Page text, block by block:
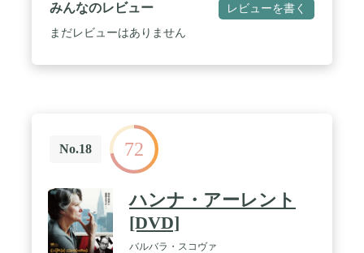
みんなのレビュー レビューを書く
まだレビューはありません
No.18 72
ハンナ・アーレント
[DVD]
バルバラ・スコヴァ